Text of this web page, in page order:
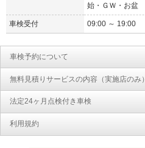
始・ＧＷ・お盆
車検受付 09:00 ～ 19:00
車検予約について
無料見積りサービスの内容（実施店のみ）
法定24ヶ月点検付き車検
利用規約